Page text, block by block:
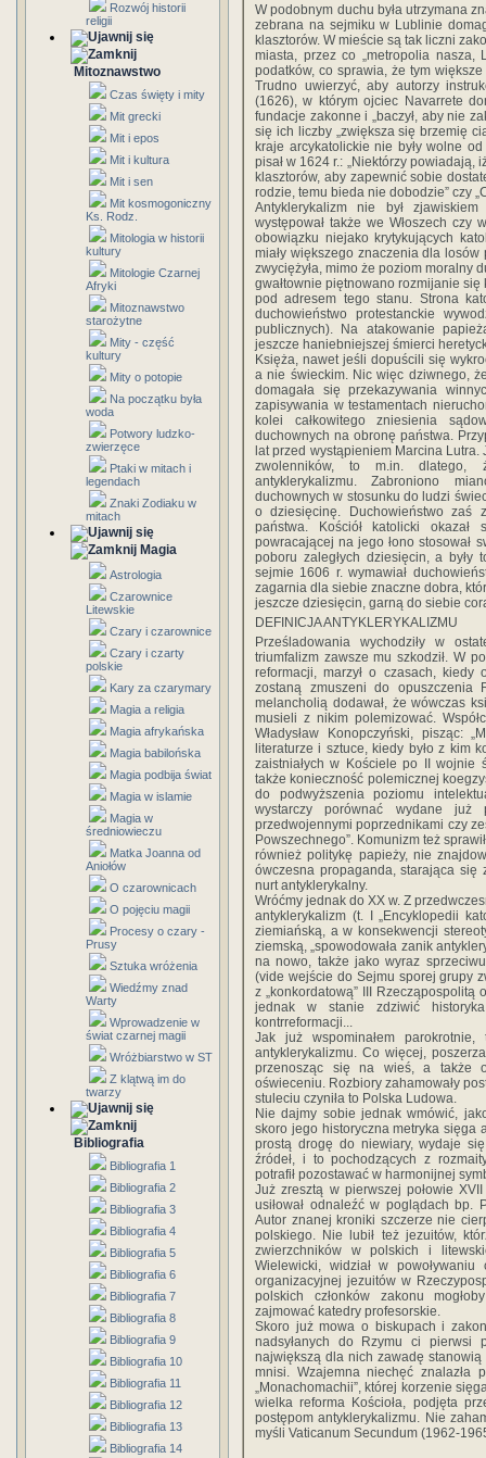
Rozwój historii
religii
Mitoznawstwo
Czas święty i mity
Mit grecki
Mit i epos
Mit i kultura
Mit i sen
Mit kosmogoniczny
Ks. Rodz.
Mitologia w historii
kultury
Mitologie Czarnej
Afryki
Mitoznawstwo
starożytne
Mity - część
kultury
Mity o potopie
Na początku była
woda
Potwory ludzko-
zwierzęce
Ptaki w mitach i
legendach
Znaki Zodiaku w
mitach
Magia
Astrologia
Czarownice
Litewskie
Czary i czarownice
Czary i czarty
polskie
Kary za czarymary
Magia a religia
Magia afrykańska
Magia babilońska
Magia podbija świat
Magia w islamie
Magia w
średniowieczu
Matka Joanna od
Aniołów
O czarownicach
O pojęciu magii
Procesy o czary -
Prusy
Sztuka wróżenia
Wiedźmy znad
Warty
Wprowadzenie w
świat czarnej magii
Wróżbiarstwo w ST
Z klątwą im do
twarzy
Bibliografia
Bibliografia 1
Bibliografia 2
Bibliografia 3
Bibliografia 4
Bibliografia 5
Bibliografia 6
Bibliografia 7
Bibliografia 8
Bibliografia 9
Bibliografia 10
Bibliografia 11
Bibliografia 12
Bibliografia 13
Bibliografia 14
W podobnym duchu była utrzymana
zebrana na sejmiku w Lublinie
klasztorów. W mieście są tak liczni
miasta, przez co „metropolia nasza,
podatków, co sprawia, że tym
Trudno uwierzyć, aby autorzy
(1626), w którym ojciec Navarrete
fundacje zakonne i „baczył, aby nie
się ich liczby „zwiększa się brzemię
kraje arcykatolickie nie były wolne
pisał w 1624 r.: „Niektórzy powiadają,
klasztorów, aby zapewnić sobie
rodzie, temu bieda nie dobodzie” czy
Antyklerykalizm nie był
występował także we Włoszech
obowiązku niejako krytykujących
miały większego znaczenia dla
zwyciężyła, mimo że poziom moralny
gwałtownie piętnowano rozmijanie
pod adresem tego stanu. Strona
duchowieństwo protestanckie
publicznych). Na atakowanie
jeszcze haniebniejszej śmierci
Księża, nawet jeśli dopuścili się
a nie świeckim. Nic więc dziwnego,
domagała się przekazywania
zapisywania w testamentach
kolei całkowitego zniesienia
duchownych na obronę państwa.
lat przed wystąpieniem Marcina
zwolenników, to m.in. dlatego,
antyklerykalizmu. Zabroniono
duchownych w stosunku do ludzi
o dziesięcinę. Duchowieństwo zaś
państwa. Kościół katolicki
powracającej na jego łono stosował
poboru zaległych dziesięcin, a były
sejmie 1606 r. wymawiał
zagarnia dla siebie znaczne dobra,
jeszcze dziesięcin, garną do siebie
DEFINICJA ANTYKLERYKALIZMU
Prześladowania wychodziły w
triumfalizm zawsze mu szkodził. W
reformacji, marzył o czasach, kiedy
zostaną zmuszeni do opuszczenia
melancholią dodawał, że wówczas
musieli z nikim polemizować.
Władysław Konopczyński, pisząc:
literaturze i sztuce, kiedy było z kim
zaistniałych w Kościele po II wojnie
także konieczność polemicznej
do podwyższenia poziomu
wystarczy porównać wydane
przedwojennymi poprzednikami czy
Powszechnego”. Komunizm też
również politykę papieży, nie
ówczesna propaganda, starająca się
nurt antyklerykalny.
Wróćmy jednak do XX w. Z
antyklerykalizm (t. I „Encyklopedii
ziemiańską, a w konsekwencji
ziemską, „spowodowała zanik
na nowo, także jako wyraz
(vide wejście do Sejmu sporej grupy
z „konkordatową” III
jednak w stanie zdziwić
kontrreformacji...
Jak już wspominałem parokrotnie,
antyklerykalizmu. Co więcej,
przenosząc się na wieś, a także
oświeceniu. Rozbiory zahamowały
stuleciu czyniła to Polska Ludowa.
Nie dajmy sobie jednak wmówić,
skoro jego historyczna metryka sięga
prostą drogę do niewiary, wydaje
źródeł, i to pochodzących z
potrafił pozostawać w harmonijnej
Już zresztą w pierwszej połowie
usiłował odnaleźć w poglądach bp.
Autor znanej kroniki szczerze nie
polskiego. Nie lubił też jezuitów,
zwierzchników w polskich i
Wielewicki, widział w
organizacyjnej jezuitów w
polskich członków zakonu
zajmować katedry profesorskie.
Skoro już mowa o biskupach i
nadsyłanych do Rzymu ci pierwsi
największą dla nich zawadę
mnisi. Wzajemna niechęć
„Monachomachii”, której korzenie
wielka reforma Kościoła, podjęta
postępom antyklerykalizmu. Nie
myśli Vaticanum Secundum (1962-